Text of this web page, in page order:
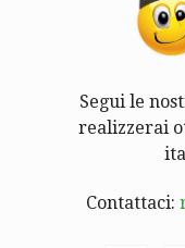
Segui le
realizzerai
Contattaci: